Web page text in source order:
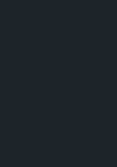
LE